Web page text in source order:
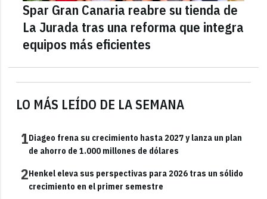
LO MÁS LEÍDO DE LA SEMANA
1Diageo frena su crecimiento hasta 2027 y lanza un plan
de ahorro de 1.000 millones de dólares
2Henkel eleva sus perspectivas para 2026 tras un sólido
crecimiento en el primer semestre
Spar Gran Canaria reabre su tienda de
La Jurada tras una reforma que integra
equipos más eficientes